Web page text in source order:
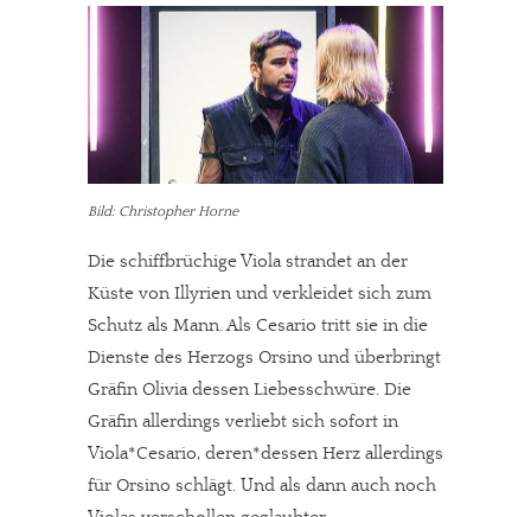
In eigener Sache
Dir gefällt unsere Arbeit?
meinesuedstadt.de finanziert sich durch Partnerprofile und
Werbung. Beide Einnahmequellen sind in den letzten Monaten
Bild: Christopher Horne
Die schiffbrüchige Viola strandet an der
Küste von Illyrien und verkleidet sich zum
Schutz als Mann. Als Cesario tritt sie in die
Dienste des Herzogs Orsino und überbringt
Gräfin Olivia dessen Liebesschwüre. Die
Gräfin allerdings verliebt sich sofort in
Viola*Cesario, deren*dessen Herz allerdings
für Orsino schlägt. Und als dann auch noch